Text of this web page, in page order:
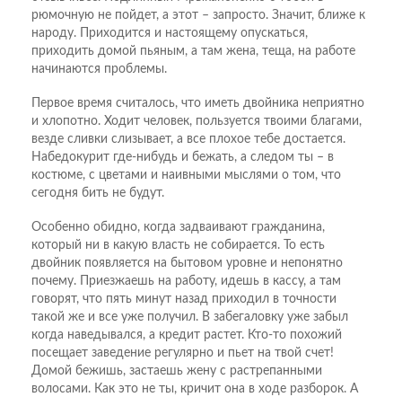
рюмочную не пойдет, а этот – запросто. Значит, ближе к
народу. Приходится и настоящему опускаться,
приходить домой пьяным, а там жена, теща, на работе
начинаются проблемы.
Первое время считалось, что иметь двойника неприятно
и хлопотно. Ходит человек, пользуется твоими благами,
везде сливки слизывает, а все плохое тебе достается.
Набедокурит где-нибудь и бежать, а следом ты – в
костюме, с цветами и наивными мыслями о том, что
сегодня бить не будут.
Особенно обидно, когда задваивают гражданина,
который ни в какую власть не собирается. То есть
двойник появляется на бытовом уровне и непонятно
почему. Приезжаешь на работу, идешь в кассу, а там
говорят, что пять минут назад приходил в точности
такой же и все уже получил. В забегаловку уже забыл
когда наведывался, а кредит растет. Кто-то похожий
посещает заведение регулярно и пьет на твой счет!
Домой бежишь, застаешь жену с растрепанными
волосами. Как это не ты, кричит она в ходе разборок. А